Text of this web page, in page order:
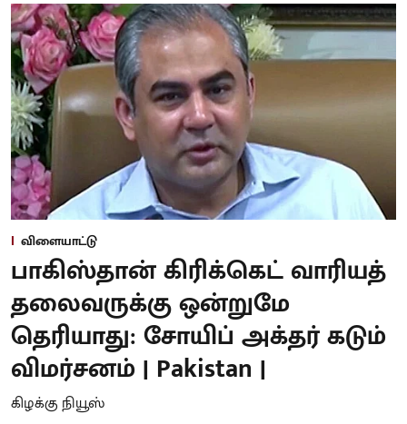
விளையாட்டு
பாகிஸ்தான் கிரிக்கெட் வாரியத்
தலைவருக்கு ஒன்றுமே
தெரியாது: சோயிப் அக்தர் கடும்
விமர்சனம் | Pakistan |
கிழக்கு நியூஸ்